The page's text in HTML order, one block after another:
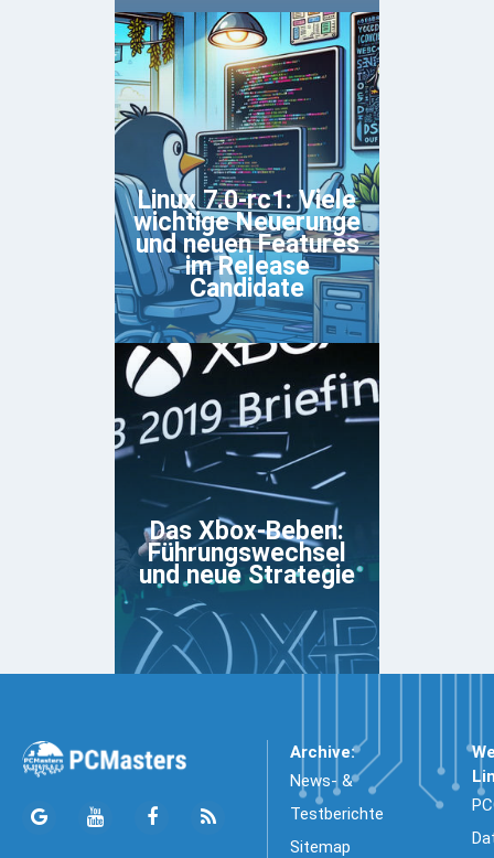
Linux 7.0-rc1: Viele
wichtige Neuerunge
und neuen Features
im Release
Candidate
Das Xbox-Beben:
Führungswechsel
und neue Strategie
Archive:
News- &
Testberichte
Sitemap